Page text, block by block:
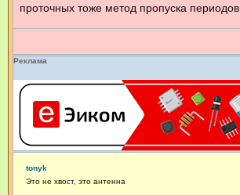
проточных тоже метод пропуска периодов.
Реклама
tonyk
Это не хвост, это антенна